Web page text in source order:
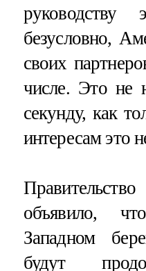
безусловно,
своих
числе. Это не
секунду, как
интересам это
объявило,
Западном
будут